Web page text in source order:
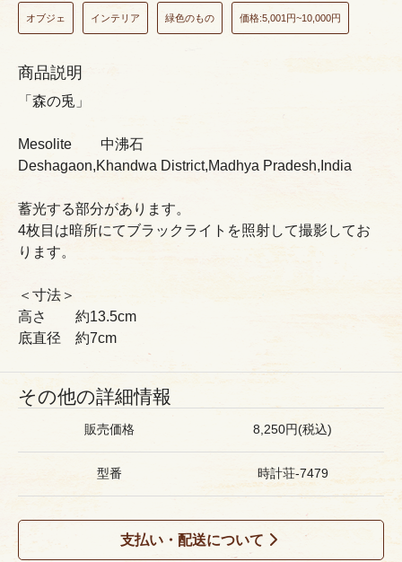
オブジェ インテリア 緑色のもの 価格:5,001円~10,000円
商品説明
「森の兎」
Mesolite 中沸石
Deshagaon,Khandwa District,Madhya Pradesh,India
蓄光する部分があります。
4枚目は暗所にてブラックライトを照射して撮影してお
ります。
＜寸法＞
高さ 約13.5cm
底直径 約7cm
その他の詳細情報
販売価格 8,250円(税込)
型番 時計荘-7479
支払い・配送について